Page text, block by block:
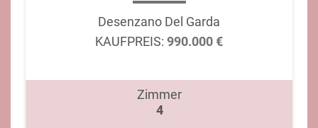
Desenzano Del Garda
KAUFPREIS: 990.000 €
Zimmer
4